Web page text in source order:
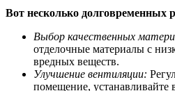
Вот несколько долговременных
Выбор качественных
отделочные материалы с
вредных веществ.
Улучшение вентиляции:
помещение,